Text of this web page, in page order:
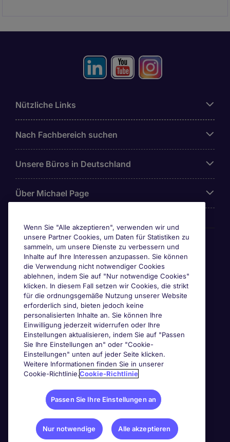
Nützliche Links
Nach Fachbereich suchen
Unsere Büros in Deutschland
Über Michael Page
Awards & Zertifizierungen
Wenn Sie "Alle akzeptieren", verwenden wir und
unsere Partner Cookies, um Daten für Statistiken zu
sammeln, um unsere Dienste zu verbessern und
Inhalte auf Ihre Interessen anzupassen. Sie können
die Verwendung nicht notwendiger Cookies
ablehnen, indem Sie auf "Nur notwendige Cookies"
klicken. In diesem Fall setzen wir Cookies, die strikt
für die ordnungsgemäße Nutzung unserer Website
erforderlich sind, bieten jedoch keine
personalisierten Inhalte an. Sie können Ihre
Einwilligung jederzeit widerrufen oder Ihre
Einstellungen aktualisieren, indem Sie auf "Passen
Sie Ihre Einstellungen an" oder "Cookie-
Einstellungen" unten auf jeder Seite klicken.
Weitere Informationen finden Sie in unserer
Cookie-Richtlinie.Cookie-Richtlinie
Passen Sie Ihre Einstellungen an
Nur notwendige Alle akzeptieren